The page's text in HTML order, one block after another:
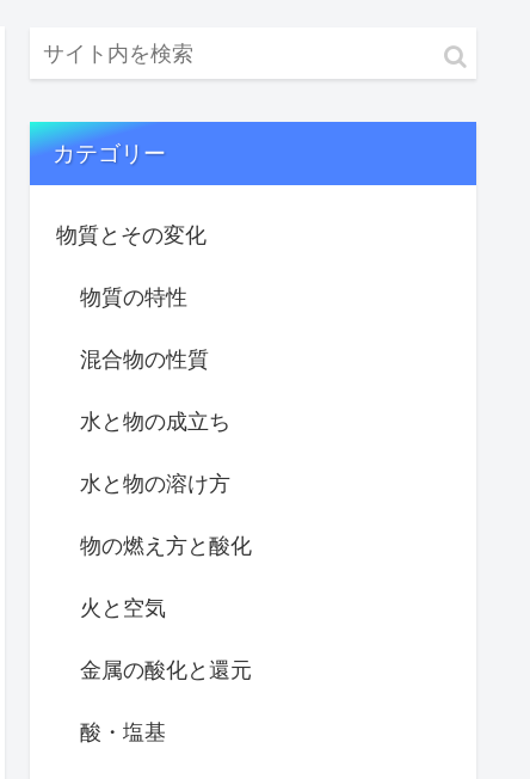
カテゴリー
物質とその変化
物質の特性
混合物の性質
水と物の成立ち
水と物の溶け方
物の燃え方と酸化
火と空気
金属の酸化と還元
酸・塩基